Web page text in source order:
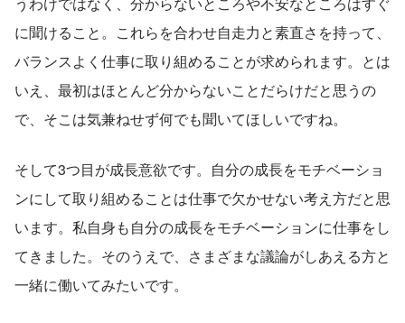
に聞けること。これらを合わせ自走力と素直さを持って、
バランスよく仕事に取り組めることが求められます。とは
いえ、最初はほとんど分からないことだらけだと思うの
で、そこは気兼ねせず何でも聞いてほしいですね。
そして3つ目が成長意欲です。自分の成長をモチベーショ
ンにして取り組めることは仕事で欠かせない考え方だと思
います。私自身も自分の成長をモチベーションに仕事をし
てきました。そのうえで、さまざまな議論がしあえる方と
一緒に働いてみたいです。